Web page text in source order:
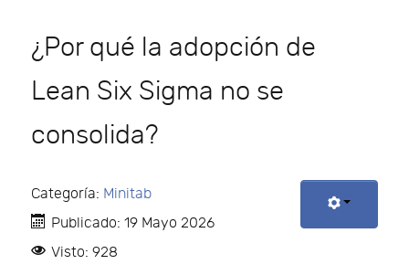
¿Por qué la adopción de
Lean Six Sigma no se
consolida?
Categoría: Minitab
Publicado: 19 Mayo 2026
Visto: 928